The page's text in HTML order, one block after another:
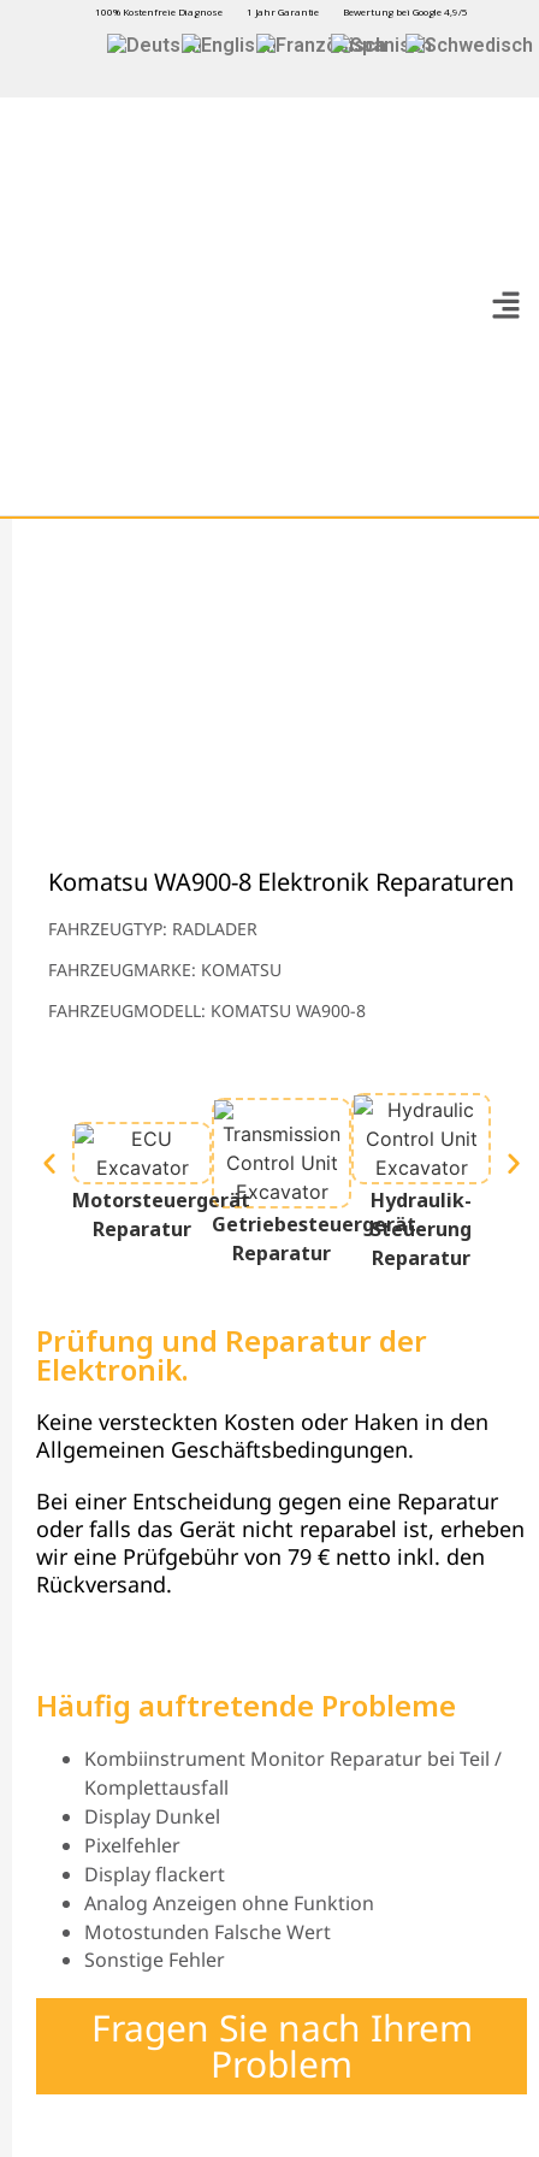
100% Kostenfreie Diagnose 1 Jahr Garantie Bewertung bei Google 4,9/5
Komatsu WA900-8 Elektronik Reparaturen
FAHRZEUGTYP: RADLADER
FAHRZEUGMARKE: KOMATSU
FAHRZEUGMODELL: KOMATSU WA900-8
Motorsteuergerät
Reparatur
Getriebesteuergerät
Reparatur
Hydraulik-
Steuerung
Reparatur
Prüfung und Reparatur der
Elektronik.
Keine versteckten Kosten oder Haken in den
Allgemeinen Geschäftsbedingungen.
Bei einer Entscheidung gegen eine Reparatur
oder falls das Gerät nicht reparabel ist, erheben
wir eine Prüfgebühr von 79 € netto inkl. den
Rückversand.
Häufig auftretende Probleme
Kombiinstrument Monitor Reparatur bei Teil /
Komplettausfall
Display Dunkel
Pixelfehler
Display flackert
Analog Anzeigen ohne Funktion
Motostunden Falsche Wert
Sonstige Fehler
Fragen Sie nach Ihrem
Problem